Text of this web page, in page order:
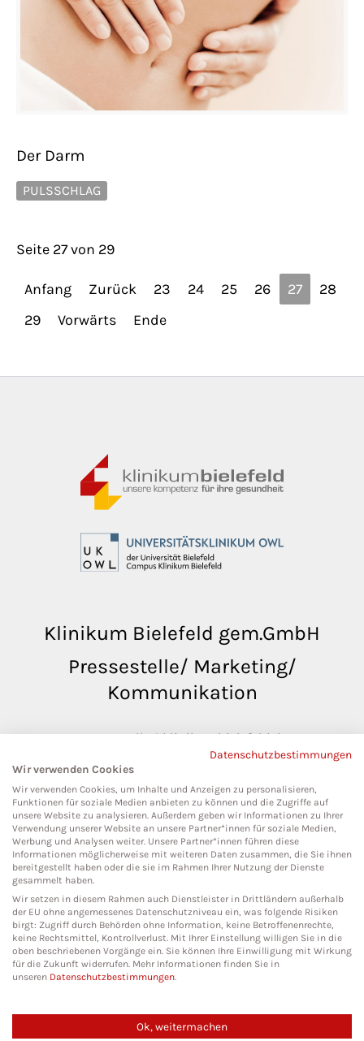
Der Darm
PULSSCHLAG
Seite 27 von 29
Anfang Zurück 23 24 25 26 27
28
29
Vorwärts Ende
Klinikum Bielefeld gem.GmbH
Pressestelle/ Marketing/
Kommunikation
pressestelle@klinikumbielefeld.de
Teutoburger Str. 50
33604 Bielefeld
Social Media
Datenschutzbestimmungen
Wir verwenden Cookies
Wir verwenden Cookies, um Inhalte und Anzeigen zu personalisieren,
Funktionen für soziale Medien anbieten zu können und die Zugriffe auf
unsere Website zu analysieren. Außerdem geben wir Informationen zu Ihrer
Verwendung unserer Website an unsere Partner*innen für soziale Medien,
Werbung und Analysen weiter. Unsere Partner*innen führen diese
Informationen möglicherweise mit weiteren Daten zusammen, die Sie ihnen
bereitgestellt haben oder die sie im Rahmen Ihrer Nutzung der Dienste
gesammelt haben.
Wir setzen in diesem Rahmen auch Dienstleister in Drittländern außerhalb
der EU ohne angemessenes Datenschutzniveau ein, was folgende Risiken
birgt: Zugriff durch Behörden ohne Information, keine Betroffenenrechte,
keine Rechtsmittel, Kontrollverlust. Mit Ihrer Einstellung willigen Sie in die
oben beschriebenen Vorgänge ein. Sie können Ihre Einwilligung mit Wirkung
für die Zukunft widerrufen. Mehr Informationen finden Sie in
unseren Datenschutzbestimmungen.
Ok, weitermachen